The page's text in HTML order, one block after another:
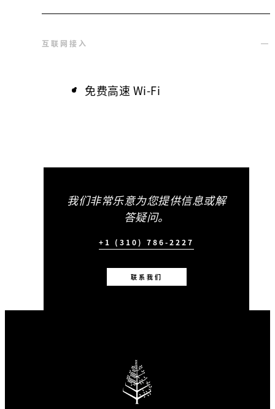
互联网接入
免费高速 Wi-Fi
我们非常乐意为您提供信息或解
答疑问。
+1 (310) 786-2227
联系我们